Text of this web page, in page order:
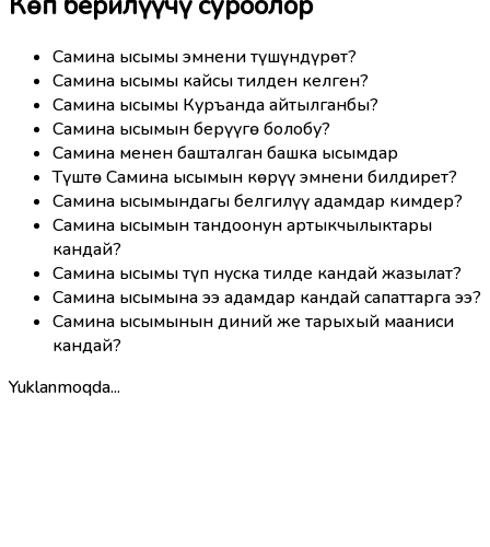
Самина ысымы эмнени түшүндүрөт?
Самина ысымы кайсы тилден келген?
Самина ысымы Куръанда айтылганбы?
Самина ысымын берүүгө болобу?
Самина менен башталган башка ысымдар
Түштө Самина ысымын көрүү эмнени билдирет?
Самина ысымындагы белгилүү адамдар кимдер?
Самина ысымын тандоонун артыкчылыктары
кандай?
Самина ысымы түп нуска тилде кандай жазылат?
Самина ысымына ээ адамдар кандай сапаттарга ээ?
Самина ысымынын диний же тарыхый мааниси
кандай?
Yuklanmoqda...